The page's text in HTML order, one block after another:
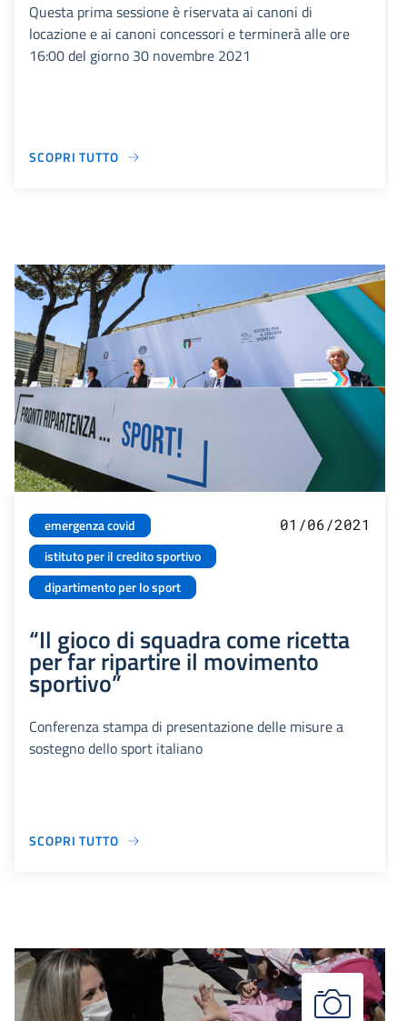
Questa prima sessione è riservata ai canoni di
locazione e ai canoni concessori e terminerà alle ore
16:00 del giorno 30 novembre 2021
SCOPRI TUTTO
emergenza covid
istituto per il credito sportivo
dipartimento per lo sport
01/06/2021
“Il gioco di squadra come ricetta
per far ripartire il movimento
sportivo”
Conferenza stampa di presentazione delle misure a
sostegno dello sport italiano
SCOPRI TUTTO